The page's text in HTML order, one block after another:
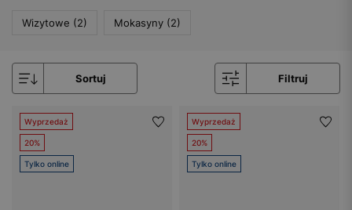
Wizytowe (2) Mokasyny (2)
Sortuj Filtruj
Wyprzedaż
20%
Tylko online
Wyprzedaż
20%
Tylko online